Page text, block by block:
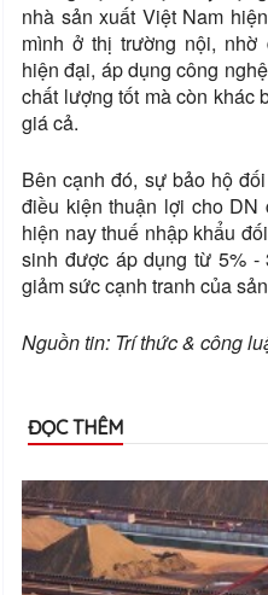
nhà sản xuất Việt Nam
mình ở thị trường nội,
hiện đại, áp dụng công
chất lượng tốt mà còn khác
giá cả.
Bên cạnh đó, sự bảo hộ
điều kiện thuận lợi cho DN
hiện nay thuế nhập khẩu
sinh được áp dụng từ 5%
giảm sức cạnh tranh của
Nguồn tin: Trí thức & công
ĐỌC THÊM